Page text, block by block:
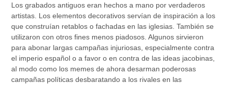
Los grabados antiguos eran hechos a mano por verdaderos
artistas. Los elementos decorativos servían de inspiración a los
que construían retablos o fachadas en las iglesias. También se
utilizaron con otros fines menos piadosos. Algunos sirvieron
para abonar largas campañas injuriosas, especialmente contra
el imperio español o a favor o en contra de las ideas jacobinas,
al modo como los memes de ahora desarman poderosas
campañas políticas desbaratando a los rivales en las